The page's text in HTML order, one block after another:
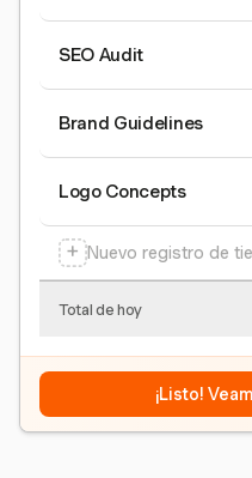
SEO Audit
Brand Guidelines
Logo Concepts
+ Nuevo registro de
Total de hoy
¡Listo!